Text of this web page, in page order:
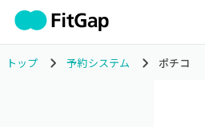
トップ 予約システム ポチコ